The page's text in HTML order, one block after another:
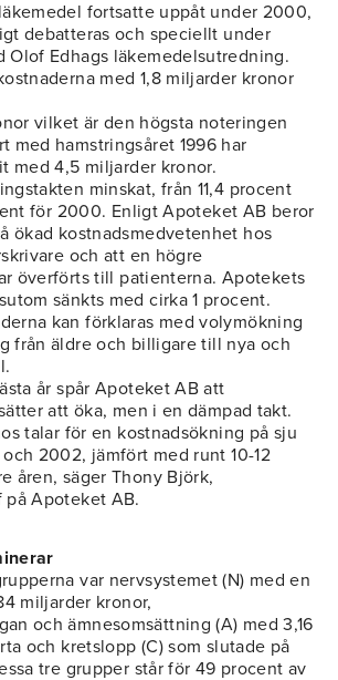
fortsatte uppåt under 2000,
debatteras och speciellt under
Olof Edhags läkemedelsutredning.
med 1,8 miljarder kronor
vilket är den högsta noteringen
med hamstringsåret 1996 har
med 4,5 miljarder kronor.
minskat, från 11,4 procent
för 2000. Enligt Apoteket AB beror
ökad kostnadsmedvetenhet hos
och att en högre
överförts till patienterna. Apotekets
sänkts med cirka 1 procent.
kan förklaras med volymökning
från äldre och billigare till nya och
år spår Apoteket AB att
att öka, men i en dämpad takt.
talar för en kostnadsökning på sju
2002, jämfört med runt 10-12
åren, säger Thony Björk,
Apoteket AB.
var nervsystemet (N) med en
miljarder kronor,
och ämnesomsättning (A) med 3,16
och kretslopp (C) som slutade på
tre grupper står för 49 procent av